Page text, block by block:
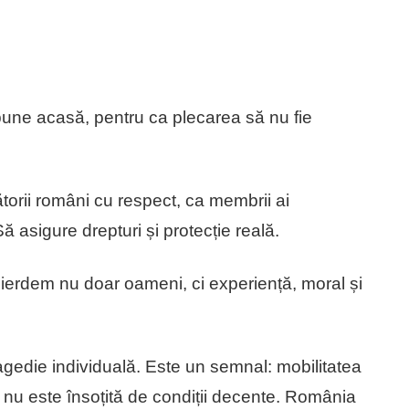
acasă, pentru ca plecarea să nu fie
români cu respect, ca membrii ai
asigure drepturi și protecție reală.
nu doar oameni, ci experiență, moral și
individuală. Este un semnal: mobilitatea
este însoțită de condiții decente. România